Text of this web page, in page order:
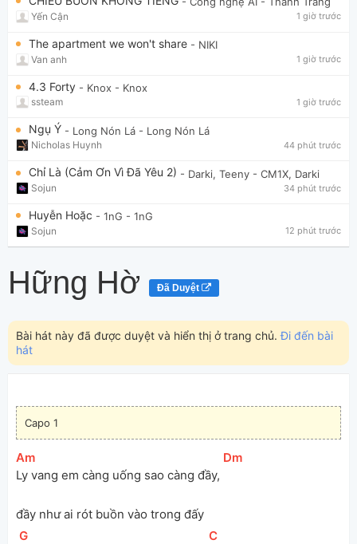
Yến Cận 1 giờ trước
The apartment we won't share - NIKI
Van anh 1 giờ trước
4.3 Forty - Knox - Knox
ssteam 1 giờ trước
Ngụ Ý - Long Nón Lá - Long Nón Lá
Nicholas Huynh 44 phút trước
Chỉ Là (Cảm Ơn Vì Đã Yêu 2) - Darki, Teeny - CM1X, Darki
Sojun 34 phút trước
Huyễn Hoặc - 1nG - 1nG
Sojun 12 phút trước
Hững Hờ Đã Duyệt
Bài hát này đã được duyệt và hiển thị ở trang chủ.Đi đến bài
hát
Capo 1
[
Am
Ly vang em càng uống sao càng đầy,
[Dm
đầy như ai rót buồn vào trong đấy
[
G [
C